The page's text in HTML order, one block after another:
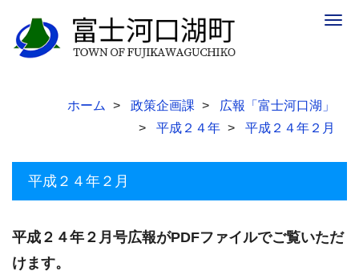
ホーム 政策企画課
広報「富士河口湖」
平成２４年
平成２４年２月
平成２４年２月
平成２４年２月号広報がPDFファイルでご覧いただ
けます。